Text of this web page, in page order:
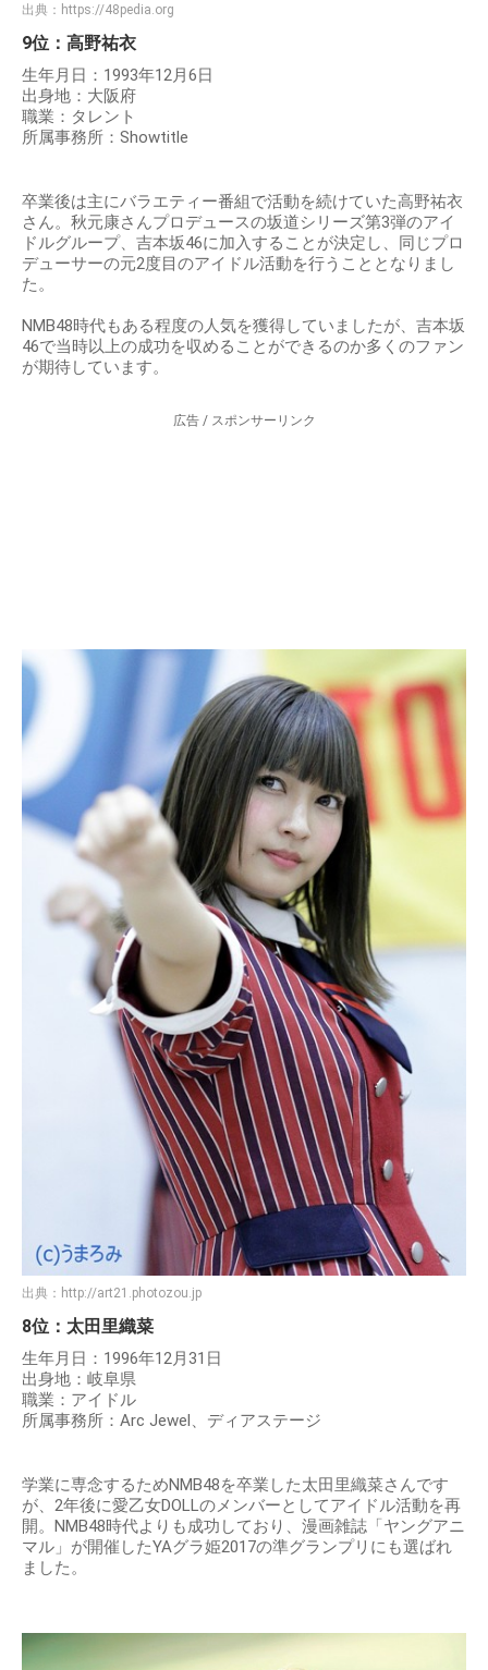
出典： https://48pedia.org
9位：高野祐衣
生年月日：1993年12月6日
出身地：大阪府
職業：タレント
所属事務所：Showtitle
卒業後は主にバラエティー番組で活動を続けていた高野祐衣
さん。秋元康さんプロデュースの坂道シリーズ第3弾のアイ
ドルグループ、吉本坂46に加入することが決定し、同じプロ
デューサーの元2度目のアイドル活動を行うこととなりまし
た。
NMB48時代もある程度の人気を獲得していましたが、吉本坂
46で当時以上の成功を収めることができるのか多くのファン
が期待しています。
広告 / スポンサーリンク
出典： http://art21.photozou.jp
8位：太田里織菜
生年月日：1996年12月31日
出身地：岐阜県
職業：アイドル
所属事務所：Arc Jewel、ディアステージ
学業に専念するためNMB48を卒業した太田里織菜さんです
が、2年後に愛乙女DOLLのメンバーとしてアイドル活動を再
開。NMB48時代よりも成功しており、漫画雑誌「ヤングアニ
マル」が開催したYAグラ姫2017の準グランプリにも選ばれ
ました。